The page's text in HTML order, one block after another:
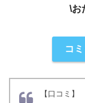
\お
コ
【口コミ】